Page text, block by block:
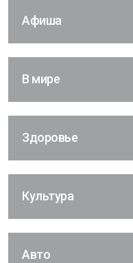
Афиша
В мире
Здоровье
Культура
Авто